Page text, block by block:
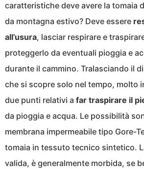
caratteristiche deve avere la tomaia
da montagna estivo? Deve essere
all’usura, lasciar respirare e
proteggerlo da eventuali pioggia e
durante il cammino. Tralasciando il
che si scopre solo nel tempo, molto
due punti relativi a far traspirare il
da pioggia e acqua. Le possibilità
membrana impermeabile tipo Gore-
tomaia in tessuto tecnico sintetico.
valida, è generalmente morbida, se